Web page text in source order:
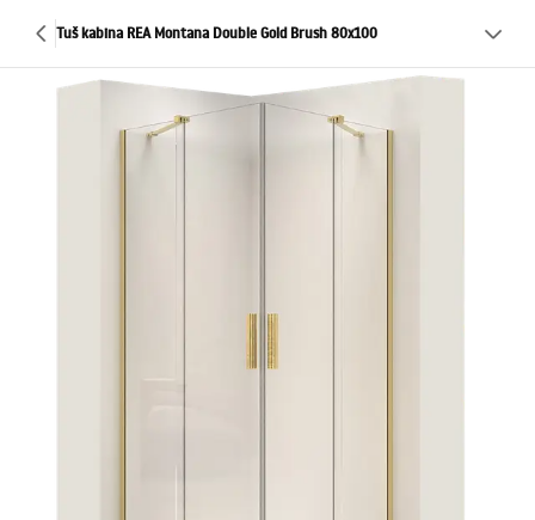
Tuš kabina REA Montana Double Gold Brush 80x100